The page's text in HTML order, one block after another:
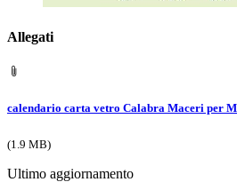
Allegati
calendario carta vetro Calabra Maceri per
(1.9 MB)
Ultimo aggiornamento